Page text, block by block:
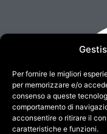
Per fornire le migliori
per memorizzare e/o
consenso a queste
comportamento di
acconsentire o ritirare il
caratteristiche e funzioni.